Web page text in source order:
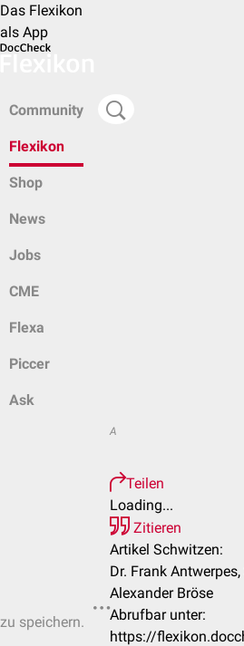
Das Flexikon
als App
Community
Flexikon
Shop
News
Jobs
CME
Flexa
Piccer
Ask
speichern.
A
Teilen
Loading...
Zitieren
Artikel Schwitzen:
Dr. Frank
Alexander Bröse
Abrufbar unter:
https://